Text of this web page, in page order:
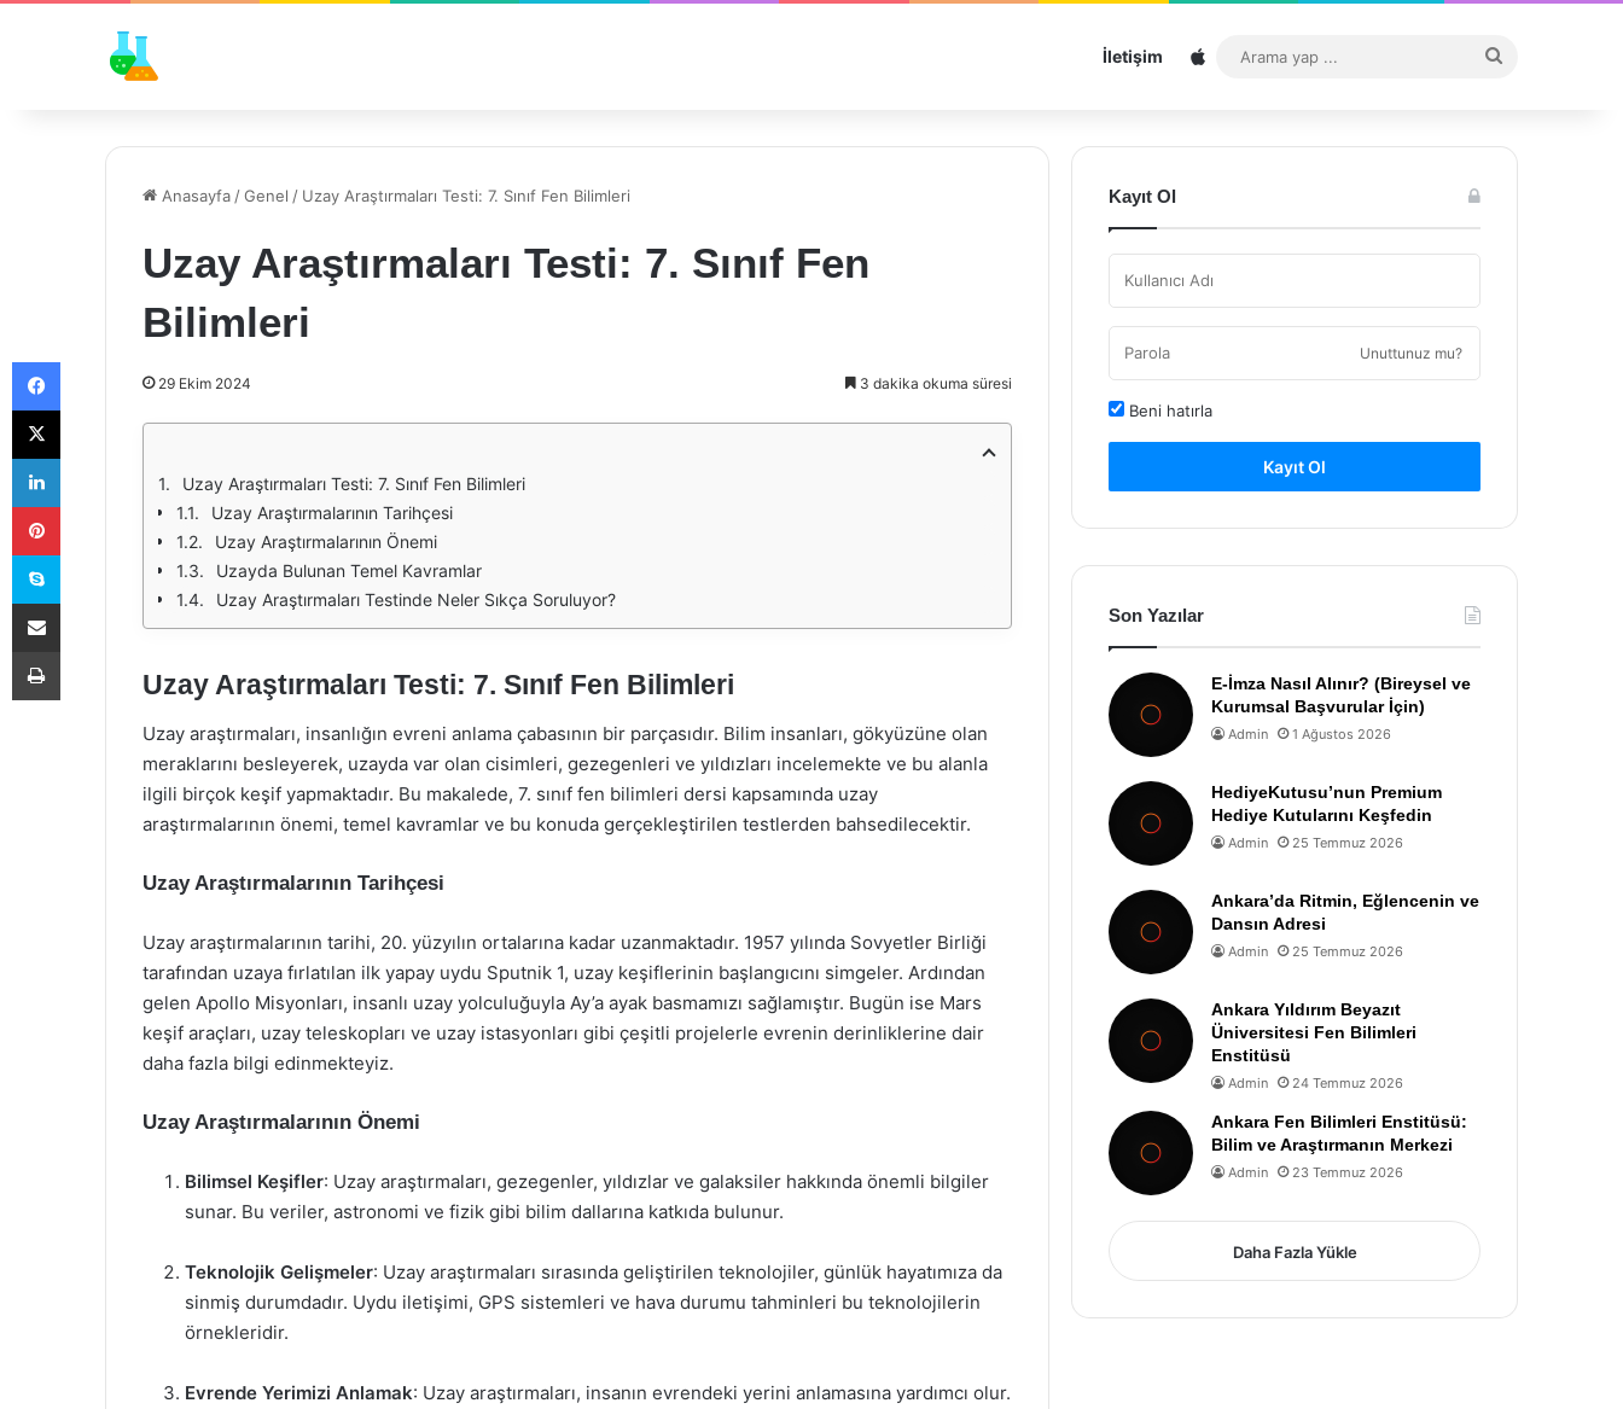
İletişim Sitemap
...
Anasayfa /Genel / Uzay Araştırmaları Testi: 7. Sınıf Fen Bilimleri
Uzay Araştırmaları Testi: 7. Sınıf Fen
Bilimleri
29 Ekim 2024 3 dakika okuma süresi
Uzay Araştırmaları Testi: 7. Sınıf Fen Bilimleri
Uzay Araştırmalarının Tarihçesi
Uzay Araştırmalarının Önemi
Uzayda Bulunan Temel Kavramlar
Uzay Araştırmaları Testinde Neler Sıkça Soruluyor?
Uzay Araştırmaları Testi: 7. Sınıf Fen Bilimleri
Uzay araştırmaları, insanlığın evreni anlama çabasının bir parçasıdır. Bilim insanları, gökyüzüne olan
meraklarını besleyerek, uzayda var olan cisimleri, gezegenleri ve yıldızları incelemekte ve bu alanla
ilgili birçok keşif yapmaktadır. Bu makalede, 7. sınıf fen bilimleri dersi kapsamında uzay
araştırmalarının önemi, temel kavramlar ve bu konuda gerçekleştirilen testlerden bahsedilecektir.
Uzay Araştırmalarının Tarihçesi
Uzay araştırmalarının tarihi, 20. yüzyılın ortalarına kadar uzanmaktadır. 1957 yılında Sovyetler Birliği
tarafından uzaya fırlatılan ilk yapay uydu Sputnik 1, uzay keşiflerinin başlangıcını simgeler. Ardından
gelen Apollo Misyonları, insanlı uzay yolculuğuyla Ay’a ayak basmamızı sağlamıştır. Bugün ise Mars
keşif araçları, uzay teleskopları ve uzay istasyonları gibi çeşitli projelerle evrenin derinliklerine dair
daha fazla bilgi edinmekteyiz.
Uzay Araştırmalarının Önemi
Bilimsel Keşifler: Uzay araştırmaları, gezegenler, yıldızlar ve galaksiler hakkında önemli bilgiler
sunar. Bu veriler, astronomi ve fizik gibi bilim dallarına katkıda bulunur.
Teknolojik Gelişmeler: Uzay araştırmaları sırasında geliştirilen teknolojiler, günlük hayatımıza da
sinmiş durumdadır. Uydu iletişimi, GPS sistemleri ve hava durumu tahminleri bu teknolojilerin
örnekleridir.
Evrende Yerimizi Anlamak: Uzay araştırmaları, insanın evrendeki yerini anlamasına yardımcı olur.
Kayıt Ol
Unuttunuz mu?
Beni hatırla
Kayıt Ol
Son Yazılar
E-İmza Nasıl Alınır? (Bireysel ve
Kurumsal Başvurular İçin)
Admin 1 Ağustos 2026
HediyeKutusu’nun Premium
Hediye Kutularını Keşfedin
Admin 25 Temmuz 2026
Ankara’da Ritmin, Eğlencenin ve
Dansın Adresi
Admin 25 Temmuz 2026
Ankara Yıldırım Beyazıt
Üniversitesi Fen Bilimleri
Enstitüsü
Admin 24 Temmuz 2026
Ankara Fen Bilimleri Enstitüsü:
Bilim ve Araştırmanın Merkezi
Admin 23 Temmuz 2026
Daha Fazla Yükle
Facebook
X
LinkedIn
Pinterest
Skype
E-Posta ile paylaş